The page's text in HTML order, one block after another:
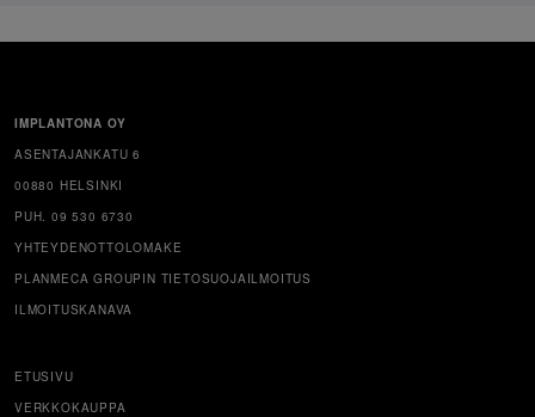
IMPLANTONA OY
ASENTAJANKATU 6
00880 HELSINKI
PUH. 09 530 6730
YHTEYDENOTTOLOMAKE
PLANMECA GROUPIN TIETOSUOJAILMOITUS
ILMOITUSKANAVA
ETUSIVU
VERKKOKAUPPA